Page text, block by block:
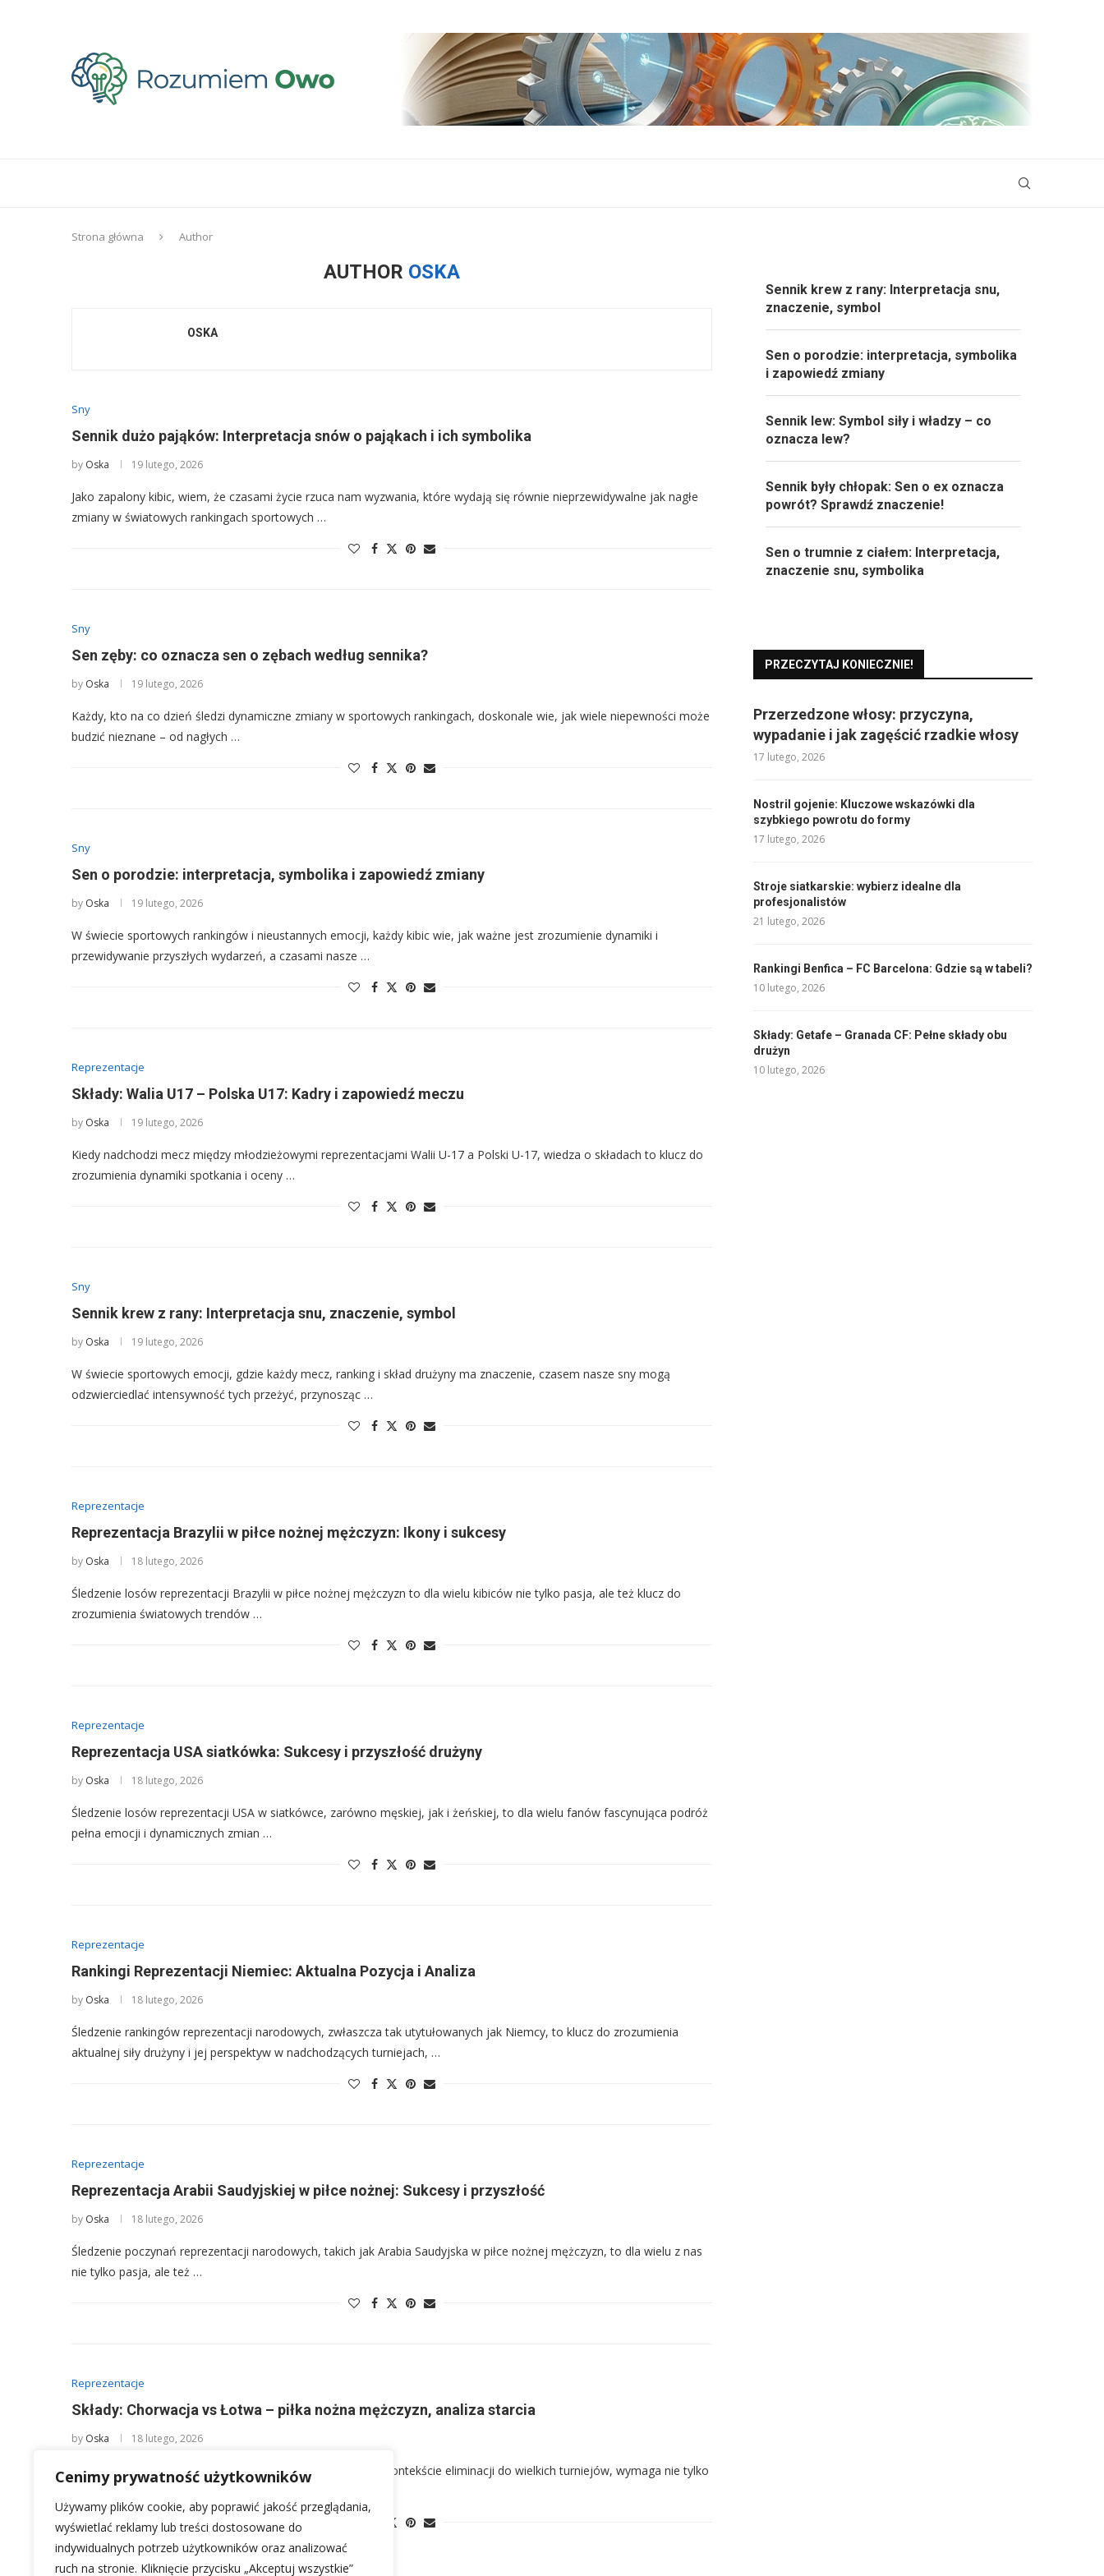
Cenimy prywatność użytkowników
Używamy plików cookie, aby poprawić jakość przeglądania,
wyświetlać reklamy lub treści dostosowane do
indywidualnych potrzeb użytkowników oraz analizować
ruch na stronie. Kliknięcie przycisku „Akceptuj wszystkie”
Strona główna Author
AUTHOR OSKA
OSKA
Sny
Sennik dużo pająków: Interpretacja snów o pająkach i ich symbolika
by Oska 19 lutego, 2026
Jako zapalony kibic, wiem, że czasami życie rzuca nam wyzwania, które wydają się równie nieprzewidywalne jak nagłe
zmiany w światowych rankingach sportowych …
Sny
Sen zęby: co oznacza sen o zębach według sennika?
by Oska 19 lutego, 2026
Każdy, kto na co dzień śledzi dynamiczne zmiany w sportowych rankingach, doskonale wie, jak wiele niepewności może
budzić nieznane – od nagłych …
Sny
Sen o porodzie: interpretacja, symbolika i zapowiedź zmiany
by Oska 19 lutego, 2026
W świecie sportowych rankingów i nieustannych emocji, każdy kibic wie, jak ważne jest zrozumienie dynamiki i
przewidywanie przyszłych wydarzeń, a czasami nasze …
Reprezentacje
Składy: Walia U17 – Polska U17: Kadry i zapowiedź meczu
by Oska 19 lutego, 2026
Kiedy nadchodzi mecz między młodzieżowymi reprezentacjami Walii U-17 a Polski U-17, wiedza o składach to klucz do
zrozumienia dynamiki spotkania i oceny …
Sny
Sennik krew z rany: Interpretacja snu, znaczenie, symbol
by Oska 19 lutego, 2026
W świecie sportowych emocji, gdzie każdy mecz, ranking i skład drużyny ma znaczenie, czasem nasze sny mogą
odzwierciedlać intensywność tych przeżyć, przynosząc …
Reprezentacje
Reprezentacja Brazylii w piłce nożnej mężczyzn: Ikony i sukcesy
by Oska 18 lutego, 2026
Śledzenie losów reprezentacji Brazylii w piłce nożnej mężczyzn to dla wielu kibiców nie tylko pasja, ale też klucz do
zrozumienia światowych trendów …
Reprezentacje
Reprezentacja USA siatkówka: Sukcesy i przyszłość drużyny
by Oska 18 lutego, 2026
Śledzenie losów reprezentacji USA w siatkówce, zarówno męskiej, jak i żeńskiej, to dla wielu fanów fascynująca podróż
pełna emocji i dynamicznych zmian …
Reprezentacje
Rankingi Reprezentacji Niemiec: Aktualna Pozycja i Analiza
by Oska 18 lutego, 2026
Śledzenie rankingów reprezentacji narodowych, zwłaszcza tak utytułowanych jak Niemcy, to klucz do zrozumienia
aktualnej siły drużyny i jej perspektyw w nadchodzących turniejach, …
Reprezentacje
Reprezentacja Arabii Saudyjskiej w piłce nożnej: Sukcesy i przyszłość
by Oska 18 lutego, 2026
Śledzenie poczynań reprezentacji narodowych, takich jak Arabia Saudyjska w piłce nożnej mężczyzn, to dla wielu z nas
nie tylko pasja, ale też …
Reprezentacje
Składy: Chorwacja vs Łotwa – piłka nożna mężczyzn, analiza starcia
by Oska 18 lutego, 2026
Śledzenie dynamiki w światowej piłce nożnej, zwłaszcza w kontekście eliminacji do wielkich turniejów, wymaga nie tylko
pasji, ale i dostępu do rzetelnych …
Sennik krew z rany: Interpretacja snu,
znaczenie, symbol
Sen o porodzie: interpretacja, symbolika
i zapowiedź zmiany
Sennik lew: Symbol siły i władzy – co
oznacza lew?
Sennik były chłopak: Sen o ex oznacza
powrót? Sprawdź znaczenie!
Sen o trumnie z ciałem: Interpretacja,
znaczenie snu, symbolika
PRZECZYTAJ KONIECZNIE!
Przerzedzone włosy: przyczyna,
wypadanie i jak zagęścić rzadkie włosy
17 lutego, 2026
Nostril gojenie: Kluczowe wskazówki dla
szybkiego powrotu do formy
17 lutego, 2026
Stroje siatkarskie: wybierz idealne dla
profesjonalistów
21 lutego, 2026
Rankingi Benfica – FC Barcelona: Gdzie są w tabeli?
10 lutego, 2026
Składy: Getafe – Granada CF: Pełne składy obu
drużyn
10 lutego, 2026